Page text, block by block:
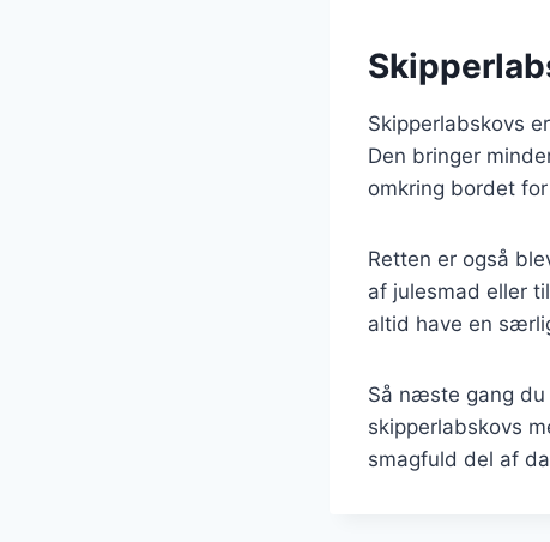
Skipperlabskovs
Den bringer
omkring bordet
Retten er også
af julesmad eller
altid have en
Så næste gang du
skipperlabskovs
smagfuld del af